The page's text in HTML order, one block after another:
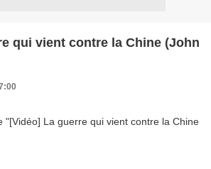
qui vient contre la Chine (John